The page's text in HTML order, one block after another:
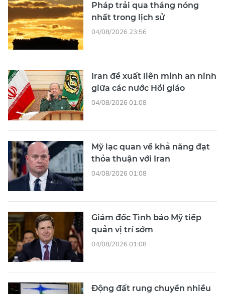
Pháp trải qua tháng nóng
nhất trong lịch sử
04/08/2026 23:56
Iran đề xuất liên minh an ninh
giữa các nước Hồi giáo
04/08/2026 01:08
Mỹ lạc quan về khả năng đạt
thỏa thuận với Iran
04/08/2026 01:08
Giám đốc Tình báo Mỹ tiếp
quản vị trí sớm
04/08/2026 01:08
Động đất rung chuyển nhiều